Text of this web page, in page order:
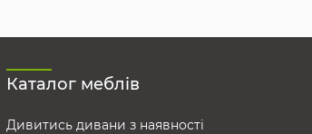
Каталог меблів
Дивитись дивани з наявності